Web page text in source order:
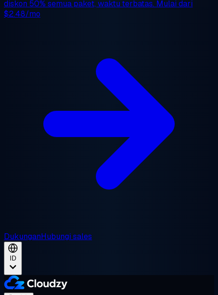
diskon 50% semua paket, waktu terbatas. Mulai dari
$2.48/mo
DukunganHubungi sales
ID